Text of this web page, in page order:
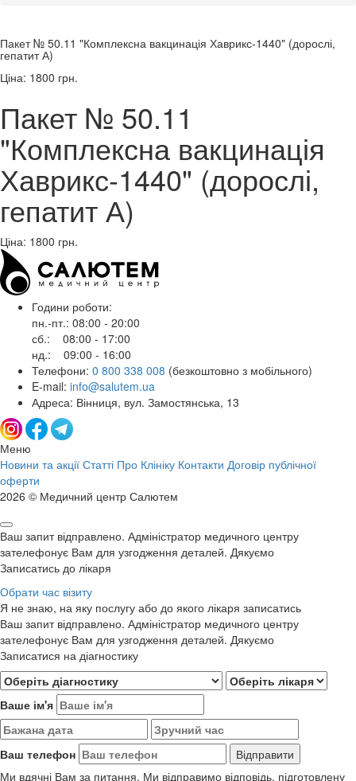
Пакет № 50.11 "Комплексна вакцинація Хаврикс-1440" (дорослі,
гепатит А)
Ціна: 1800 грн.
Пакет № 50.11
"Комплексна вакцинація
Хаврикс-1440" (дорослі,
гепатит А)
Ціна: 1800 грн.
Години роботи:
пн.-пт.: 08:00 - 20:00
сб.: 08:00 - 17:00
нд.: 09:00 - 16:00
Телефони: 0 800 338 008 (безкоштовно з мобільного)
E-mail: info@salutem.ua
Адреса: Вінниця, вул. Замостянська, 13
Меню
Новини та акції Статті Про Клініку Контакти Договір публічної
оферти
2026 © Медичний центр Салютем
Ваш запит відправлено. Адміністратор медичного центру
зателефонує Вам для узгодження деталей. Дякуємо
Записатись до лікаря
Обрати час візиту
Я не знаю, на яку послугу або до якого лікаря записатись
Ваш запит відправлено. Адміністратор медичного центру
зателефонує Вам для узгодження деталей. Дякуємо
Записатися на діагностику
Ваше ім'я
Ваш телефон
Ми вдячні Вам за питання. Ми відправимо відповідь, підготовлену